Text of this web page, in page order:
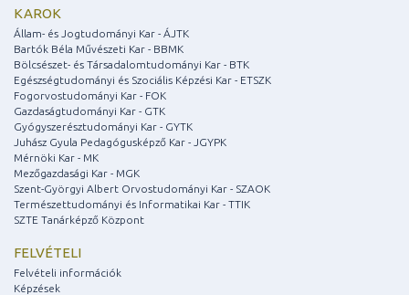
KAROK
Állam- és Jogtudományi Kar - ÁJTK
Bartók Béla Művészeti Kar - BBMK
Bölcsészet- és Társadalomtudományi Kar - BTK
Egészségtudományi és Szociális Képzési Kar - ETSZK
Fogorvostudományi Kar - FOK
Gazdaságtudományi Kar - GTK
Gyógyszerésztudományi Kar - GYTK
Juhász Gyula Pedagógusképző Kar - JGYPK
Mérnöki Kar - MK
Mezőgazdasági Kar - MGK
Szent-Györgyi Albert Orvostudományi Kar - SZAOK
Természettudományi és Informatikai Kar - TTIK
SZTE Tanárképző Központ
FELVÉTELI
Felvételi információk
Képzések